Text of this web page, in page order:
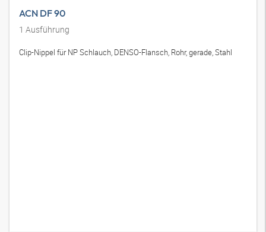
ACN DF 90
1 Ausführung
Clip-Nippel für NP Schlauch, DENSO-Flansch, Rohr, gerade, Stahl